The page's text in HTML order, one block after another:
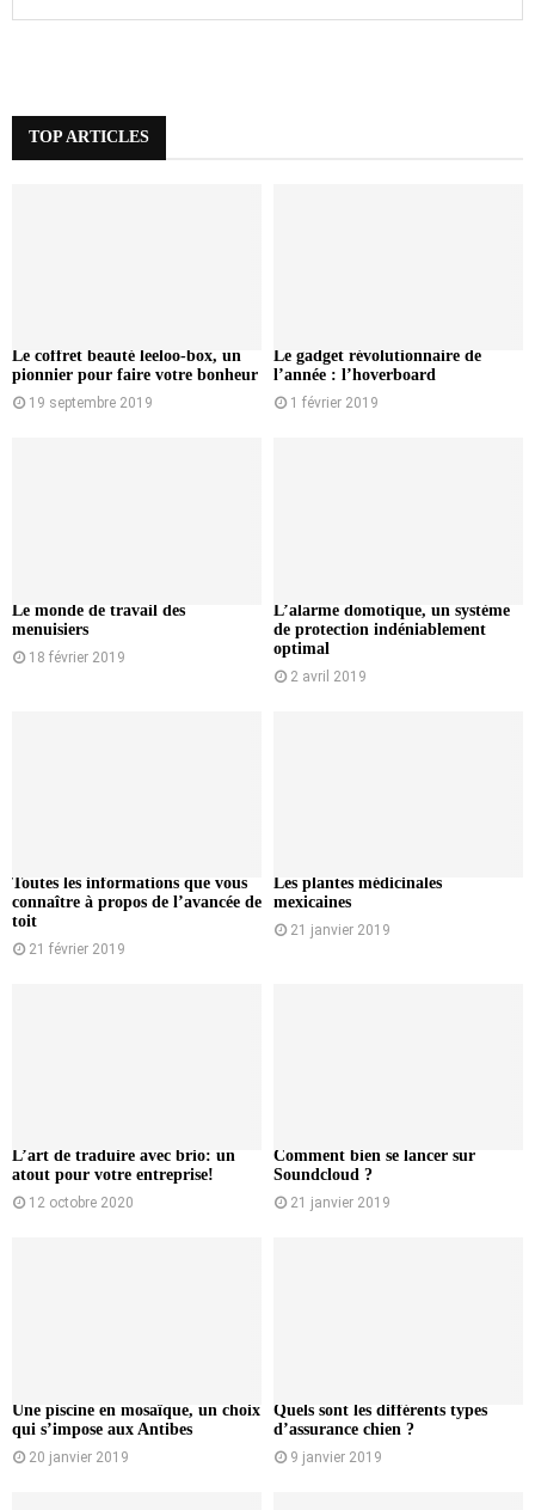
TOP ARTICLES
Le coffret beauté leeloo-box, un
pionnier pour faire votre bonheur
19 septembre 2019
Le gadget révolutionnaire de
l’année : l’hoverboard
1 février 2019
Le monde de travail des
menuisiers
18 février 2019
L’alarme domotique, un système
de protection indéniablement
optimal
2 avril 2019
Toutes les informations que vous
connaître à propos de l’avancée de
toit
21 février 2019
Les plantes médicinales
mexicaines
21 janvier 2019
L’art de traduire avec brio: un
atout pour votre entreprise!
12 octobre 2020
Comment bien se lancer sur
Soundcloud ?
21 janvier 2019
Une piscine en mosaïque, un choix
qui s’impose aux Antibes
20 janvier 2019
Quels sont les différents types
d’assurance chien ?
9 janvier 2019